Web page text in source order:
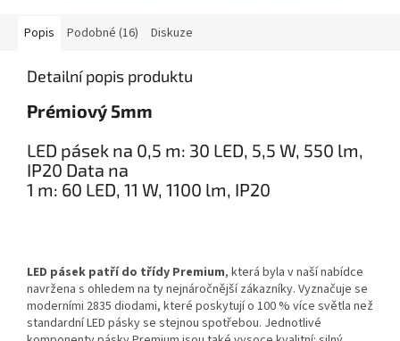
Popis Podobné (16) Diskuze
Detailní popis produktu
Prémiový 5mm
LED pásek na 0,5 m: 30 LED, 5,5 W, 550 lm,
IP20 Data na
1 m: 60 LED, 11 W, 1100 lm, IP20
LED pásek patří do třídy Premium, která byla v naší nabídce
navržena s ohledem na ty nejnáročnější zákazníky. Vyznačuje se
moderními 2835 diodami, které poskytují o 100 % více světla než
standardní LED pásky se stejnou spotřebou. Jednotlivé